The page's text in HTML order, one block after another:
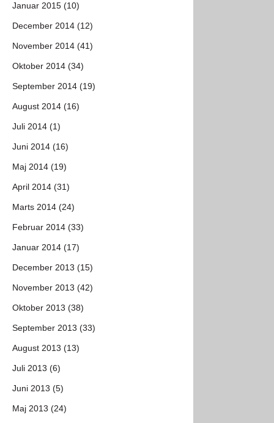
Januar 2015 (10)
December 2014 (12)
November 2014 (41)
Oktober 2014 (34)
September 2014 (19)
August 2014 (16)
Juli 2014 (1)
Juni 2014 (16)
Maj 2014 (19)
April 2014 (31)
Marts 2014 (24)
Februar 2014 (33)
Januar 2014 (17)
December 2013 (15)
November 2013 (42)
Oktober 2013 (38)
September 2013 (33)
August 2013 (13)
Juli 2013 (6)
Juni 2013 (5)
Maj 2013 (24)